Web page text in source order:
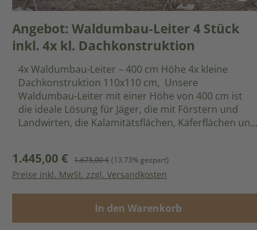
Angebot: Waldumbau-Leiter 4 Stück
inkl. 4x kl. Dachkonstruktion
4x Waldumbau-Leiter – 400 cm Höhe 4x kleine
Dachkonstruktion 110x110 cm, Unsere
Waldumbau-Leiter mit einer Höhe von 400 cm ist
die ideale Lösung für Jäger, die mit Förstern und
Landwirten, die Kalamitätsflächen, Käferflächen und
Position zur Wildschadensverhütung im Wald und
auf Wiesen. Produktmerkmale: Effektive
hilft dabei, Verbissschäden durch Rot- und Rehwild
sowie Grünlandschäden durch Schwarzwild zu
Verkaufspreis:
1.445,00 € Regulärer Preis:
1.675,00 €(13.73% gespart)
Preise inkl. MwSt. zzgl. Versandkosten
In den Warenkorb